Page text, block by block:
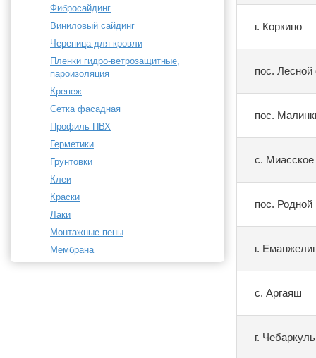
Фибросайдинг
Виниловый сайдинг
Черепица для кровли
Пленки гидро-ветрозащитные,
пароизоляция
Крепеж
Сетка фасадная
Профиль ПВХ
Герметики
Грунтовки
Клеи
Краски
Лаки
Монтажные пены
Мембрана
г. Коркино
пос. Лесной
пос.
с. Миасское
пос. Родной
г.
с. Аргаяш
г. Чебаркуль